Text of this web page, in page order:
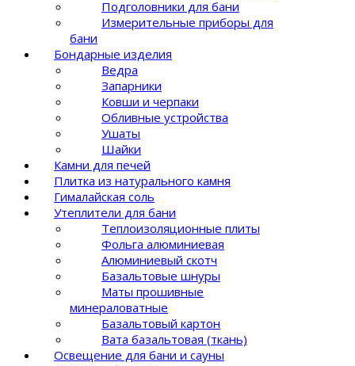
Подголовники для бани
Измерительные приборы для
бани
Бондарные изделия
Ведра
Запарники
Ковши и черпаки
Обливные устройства
Ушаты
Шайки
Камни для печей
Плитка из натурального камня
Гималайская соль
Утеплители для бани
Теплоизоляционные плиты
Фольга алюминиевая
Алюминиевый скотч
Базальтовые шнуры
Маты прошивные
минераловатные
Базальтовый картон
Вата базальтовая (ткань)
Освещение для бани и сауны